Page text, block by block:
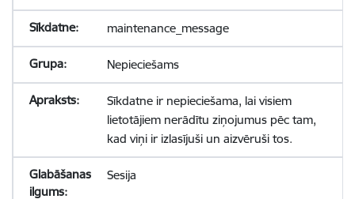
maintenance_message
Nepieciešams
Sīkdatne ir nepieciešama, lai visiem
lietotājiem nerādītu ziņojumus pēc tam,
kad viņi ir izlasījuši un aizvēruši tos.
Sesija